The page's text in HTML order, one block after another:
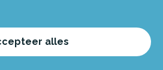
Kerkrade
15
alles